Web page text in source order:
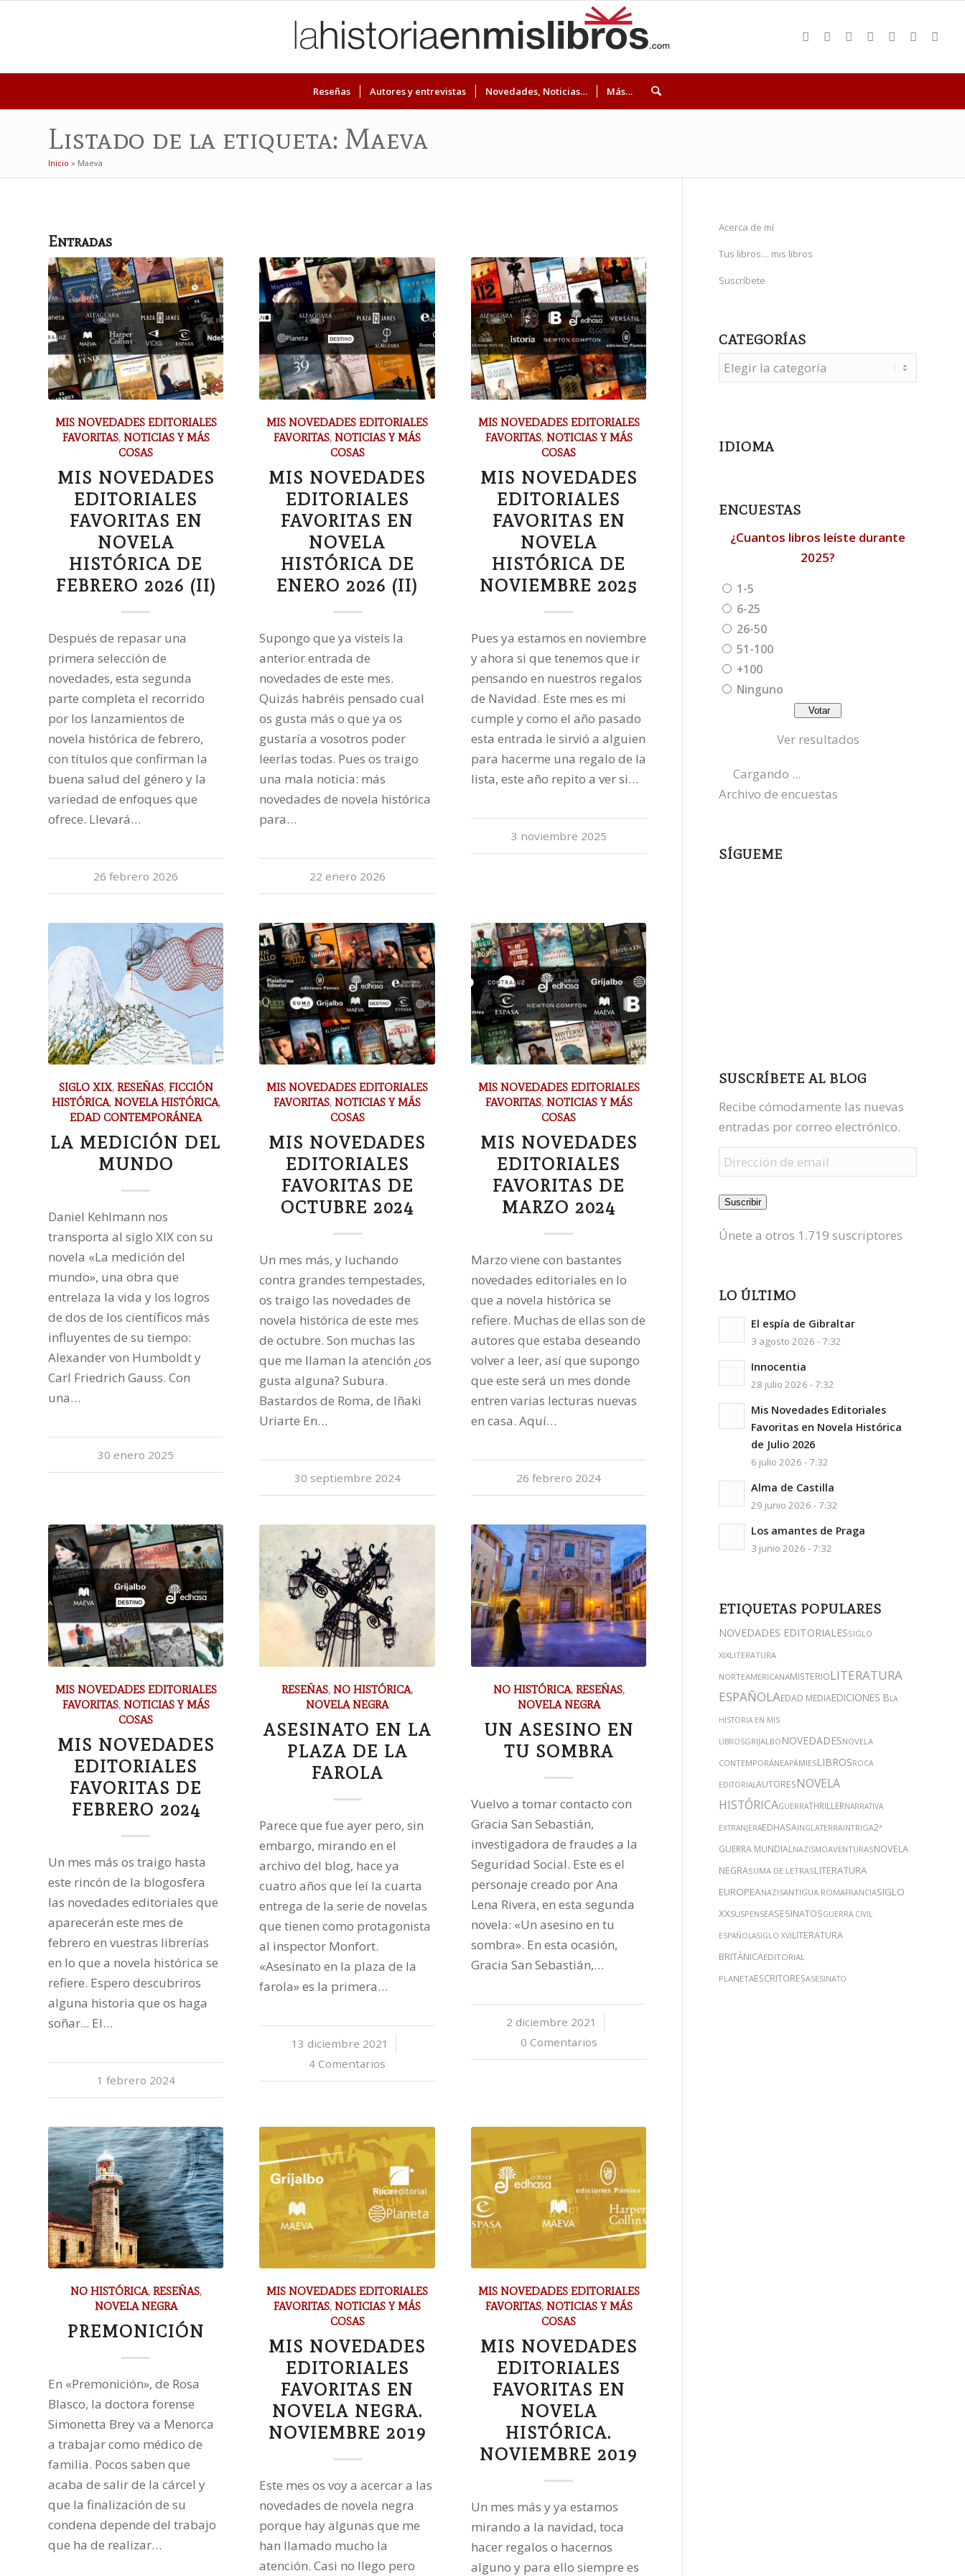
Reseñas Autores y entrevistas Novedades, Noticias… Más…
Listado de la etiqueta: Maeva
Inicio » Maeva
Entradas
MIS NOVEDADES EDITORIALES
FAVORITAS, NOTICIAS Y MÁS
COSAS
MIS NOVEDADES
EDITORIALES
FAVORITAS EN
NOVELA
HISTÓRICA DE
FEBRERO 2026 (II)
Después de repasar una
primera selección de
novedades, esta segunda
parte completa el recorrido
por los lanzamientos de
novela histórica de febrero,
con títulos que confirman la
buena salud del género y la
variedad de enfoques que
ofrece. Llevará…
26 febrero 2026
MIS NOVEDADES EDITORIALES
FAVORITAS,NOTICIAS Y MÁS
COSAS
MIS NOVEDADES
EDITORIALES
FAVORITAS EN
NOVELA
HISTÓRICA DE
ENERO 2026 (II)
Supongo que ya visteis la
anterior entrada de
novedades de este mes.
Quizás habréis pensado cual
os gusta más o que ya os
gustaría a vosotros poder
leerlas todas. Pues os traigo
una mala noticia: más
novedades de novela histórica
para…
22 enero 2026
MIS NOVEDADES EDITORIALES
FAVORITAS, NOTICIAS Y MÁS
COSAS
MIS NOVEDADES
EDITORIALES
FAVORITAS EN
NOVELA
HISTÓRICA DE
NOVIEMBRE 2025
Pues ya estamos en noviembre
y ahora si que tenemos que ir
pensando en nuestros regalos
de Navidad. Este mes es mi
cumple y como el año pasado
esta entrada le sirvió a alguien
para hacerme una regalo de la
lista, este año repito a ver si…
3 noviembre 2025
SIGLO XIX, RESEÑAS, FICCIÓN
HISTÓRICA, NOVELA HISTÓRICA,
EDAD CONTEMPORÁNEA
LA MEDICIÓN DEL
MUNDO
Daniel Kehlmann nos
transporta al siglo XIX con su
novela «La medición del
mundo», una obra que
entrelaza la vida y los logros
de dos de los científicos más
influyentes de su tiempo:
Alexander von Humboldt y
Carl Friedrich Gauss. Con
una…
30 enero 2025
MIS NOVEDADES EDITORIALES
FAVORITAS,NOTICIAS Y MÁS
COSAS
MIS NOVEDADES
EDITORIALES
FAVORITAS DE
OCTUBRE 2024
Un mes más, y luchando
contra grandes tempestades,
os traigo las novedades de
novela histórica de este mes
de octubre. Son muchas las
que me llaman la atención ¿os
gusta alguna? Subura.
Bastardos de Roma, de Iñaki
Uriarte En…
30 septiembre 2024
MIS NOVEDADES EDITORIALES
FAVORITAS, NOTICIAS Y MÁS
COSAS
MIS NOVEDADES
EDITORIALES
FAVORITAS DE
MARZO 2024
Marzo viene con bastantes
novedades editoriales en lo
que a novela histórica se
refiere. Muchas de ellas son de
autores que estaba deseando
volver a leer, así que supongo
que este será un mes donde
entren varias lecturas nuevas
en casa. Aquí…
26 febrero 2024
MIS NOVEDADES EDITORIALES
FAVORITAS, NOTICIAS Y MÁS
COSAS
MIS NOVEDADES
EDITORIALES
FAVORITAS DE
FEBRERO 2024
Un mes más os traigo hasta
este rincón de la blogosfera
las novedades editoriales que
aparecerán este mes de
febrero en vuestras librerías
en lo que a novela histórica se
refiere. Espero descubriros
alguna historia que os haga
soñar... El…
1 febrero 2024
RESEÑAS,NO HISTÓRICA,
NOVELA NEGRA
ASESINATO EN LA
PLAZA DE LA
FAROLA
Parece que fue ayer pero, sin
embargo, mirando en el
archivo del blog, hace ya
cuatro años que leí la cuarta
entrega de la serie de novelas
que tienen como protagonista
al inspector Monfort.
«Asesinato en la plaza de la
farola» es la primera…
13 diciembre 2021
/
4 Comentarios
NO HISTÓRICA, RESEÑAS,
NOVELA NEGRA
UN ASESINO EN
TU SOMBRA
Vuelvo a tomar contacto con
Gracia San Sebastián,
investigadora de fraudes a la
Seguridad Social. Este es el
personaje creado por Ana
Lena Rivera, en esta segunda
novela: «Un asesino en tu
sombra». En esta ocasión,
Gracia San Sebastián,…
2 diciembre 2021
/
0 Comentarios
NO HISTÓRICA, RESEÑAS,
NOVELA NEGRA
PREMONICIÓN
En «Premonición», de Rosa
Blasco, la doctora forense
Simonetta Brey va a Menorca
a trabajar como médico de
familia. Pocos saben que
acaba de salir de la cárcel y
que la finalización de su
condena depende del trabajo
que ha de realizar…
MIS NOVEDADES EDITORIALES
FAVORITAS,NOTICIAS Y MÁS
COSAS
MIS NOVEDADES
EDITORIALES
FAVORITAS EN
NOVELA NEGRA.
NOVIEMBRE 2019
Este mes os voy a acercar a las
novedades de novela negra
porque hay algunas que me
han llamado mucho la
atención. Casi no llego pero
MIS NOVEDADES EDITORIALES
FAVORITAS, NOTICIAS Y MÁS
COSAS
MIS NOVEDADES
EDITORIALES
FAVORITAS EN
NOVELA
HISTÓRICA.
NOVIEMBRE 2019
Un mes más y ya estamos
mirando a la navidad, toca
hacer regalos o hacernos
alguno y para ello siempre es
Acerca de mí
Tus libros… mis libros
Suscríbete
CATEGORÍAS
Categorías
IDIOMA
ENCUESTAS
¿Cuantos libros leíste durante
2025?
1-5
6-25
26-50
51-100
+100
Ninguno
Ver resultados
Cargando ...
Archivo de encuestas
SÍGUEME
SUSCRÍBETE AL BLOG
Recibe cómodamente las nuevas
entradas por correo electrónico.
Dirección
de
email
Suscribir
Únete a otros 1.719 suscriptores
LO ÚLTIMO
El espía de Gibraltar
3 agosto 2026 - 7:32
Innocentia
28 julio 2026 - 7:32
Mis Novedades Editoriales
Favoritas en Novela Histórica
de Julio 2026
6 julio 2026 - 7:32
Alma de Castilla
29 junio 2026 - 7:32
Los amantes de Praga
3 junio 2026 - 7:32
ETIQUETAS POPULARES
NOVEDADES EDITORIALESSIGLO
XIXLITERATURA
NORTEAMERICANAMISTERIOLITERATURA
ESPAÑOLAEDAD MEDIAEDICIONES BLA
HISTORIA EN MIS
LIBROSGRIJALBO NOVEDADESNOVELA
CONTEMPORÁNEAPÀMIESLIBROSROCA
EDITORIALAUTORESNOVELA
HISTÓRICAGUERRATHRILLERNARRATIVA
EXTRANJERAEDHASAINGLATERRAINTRIGA2ª
GUERRA MUNDIALNAZISMOAVENTURASNOVELA
NEGRASUMA DE LETRASLITERATURA
EUROPEANAZISANTIGUA ROMAFRANCIASIGLO
XXSUSPENSEASESINATOSGUERRA CIVIL
ESPAÑOLASIGLO XVILITERATURA
BRITÁNICAEDITORIAL
PLANETAESCRITORESASESINATO